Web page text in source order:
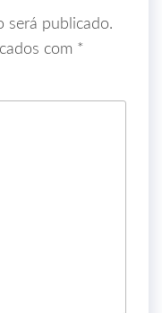
será publicado.
com *